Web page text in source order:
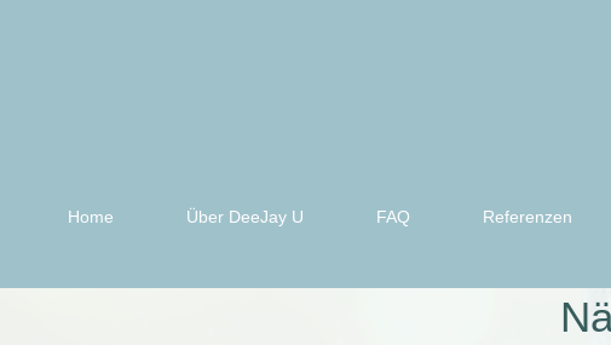
Home Über DeeJay U FAQ Referenzen